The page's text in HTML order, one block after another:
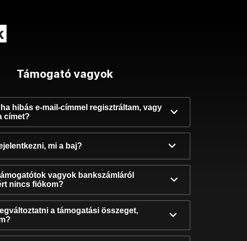
Támogató vagyok
hibás e-mail-címmel regisztráltam, vagy
címet?
mi a baj?
vagyok bankszámláról
nincs fiókom?
a támogatási összeget,